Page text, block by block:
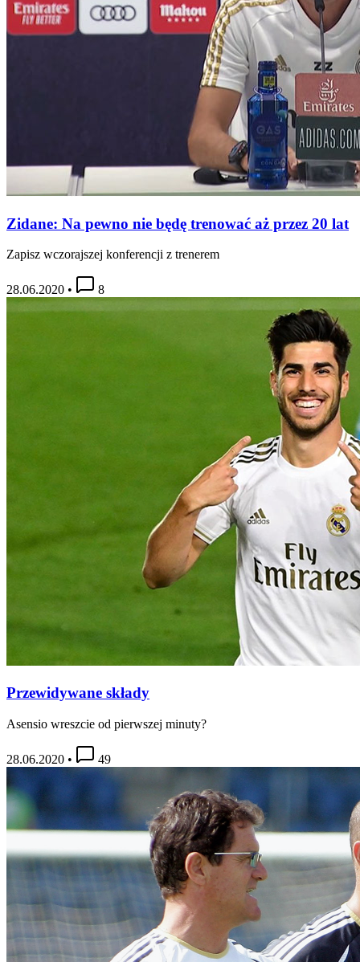
Zidane: Na pewno nie będę trenować aż przez 20 lat
Zapisz wczorajszej konferencji z trenerem
28.06.2020 • 8
Przewidywane składy
Asensio wreszcie od pierwszej minuty?
28.06.2020 • 49